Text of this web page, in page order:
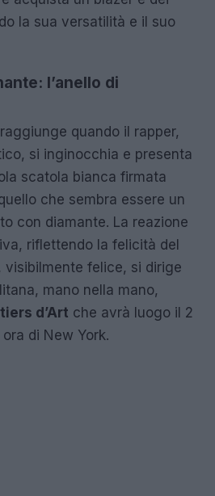
la sua versatilità e il suo
l’anello di
quando il rapper,
si inginocchia e presenta
scatola bianca firmata
che sembra essere un
con diamante. La reazione
riflettendo la felicità del
visibilmente felice, si dirige
mano nella mano,
d’Art che avrà luogo il 2
di New York.